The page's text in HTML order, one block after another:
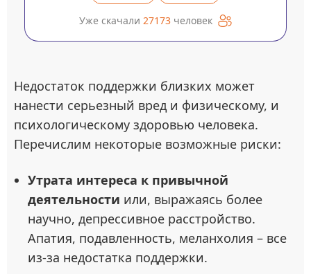
Уже скачали 27173 человек
Недостаток поддержки близких может
нанести серьезный вред и физическому, и
психологическому здоровью человека.
Перечислим некоторые возможные риски:
Утрата интереса к привычной
деятельности или, выражаясь более
научно, депрессивное расстройство.
Апатия, подавленность, меланхолия – все
из-за недостатка поддержки.